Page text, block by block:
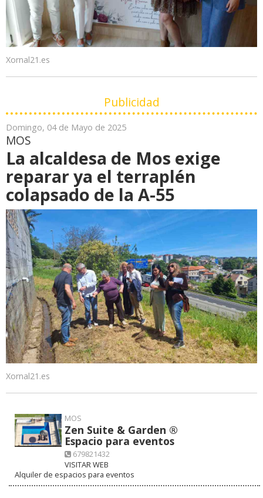
Xornal21.es
Publicidad
Domingo, 04 de Mayo de 2025
MOS
La alcaldesa de Mos exige
reparar ya el terraplén
colapsado de la A-55
Xornal21.es
MOS
Zen Suite & Garden ®
Espacio para eventos
679821432
VISITAR WEB
Alquiler de espacios para eventos